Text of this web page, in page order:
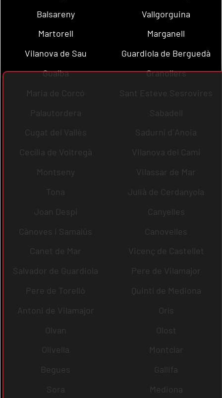
Balsareny
Vallgorguina
Martorell
Marganell
Vilanova de Sau
Guardiola de Berguedà
Gualba
Granollers
Maria de Corcó
Sant Esteve Sesrovires
Palautordera
Sabadell
Cugat del Vallès
Sadurní d´Anoia
Cecília de Voltregà
Vilanova del Camí
Montseny
Vilassar de Mar
Tona
Julià de Cerdanyola
Joan Despí
Canyelles
Cànoves i Samalús
Canovelles
Canet de Mar
Vicenç de Castellet
Salvador de Guardiola
Pere de Vilamajor
Pere de Torelló
Quintí de Mediona
Antoni de Vilamajor
Orís
Olvan
Olost
Olivella
Montclar
Begues
Gallifa
Sora
Mediona